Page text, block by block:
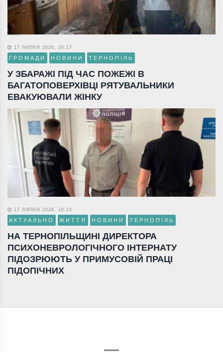
17 ЛИПНЯ 2026, 20:17
ГРОМАДИ НОВИНИ ТЕРНОПІЛЬ
У ЗБАРАЖІ ПІД ЧАС ПОЖЕЖІ В
БАГАТОПОВЕРХІВЦІ РЯТУВАЛЬНИКИ
ЕВАКУЮВАЛИ ЖІНКУ
17 ЛИПНЯ 2026, 18:15
АКТУАЛЬНО ЖИТТЯ НОВИНИ ТЕРНОПІЛЬ
НА ТЕРНОПІЛЬЩИНІ ДИРЕКТОРА
ПСИХОНЕВРОЛОГІЧНОГО ІНТЕРНАТУ
ПІДОЗРЮЮТЬ У ПРИМУСОВІЙ ПРАЦІ
ПІДОПІЧНИХ